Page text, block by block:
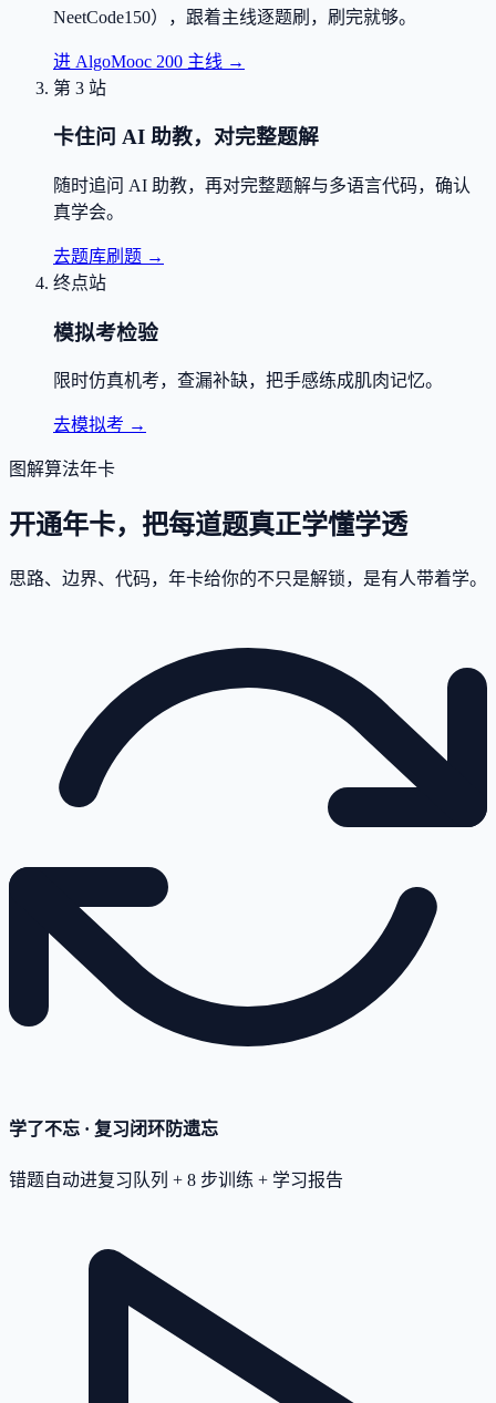
NeetCode150），跟着主线逐题刷，刷完就够。
进 AlgoMooc 200 主线 →
第 3 站
卡住问 AI 助教，对完整题解
随时追问 AI 助教，再对完整题解与多语言代码，确认
真学会。
去题库刷题 →
终点站
模拟考检验
限时仿真机考，查漏补缺，把手感练成肌肉记忆。
去模拟考 →
图解算法年卡
开通年卡，把每道题真正学懂学透
思路、边界、代码，年卡给你的不只是解锁，是有人带着学。
学了不忘 · 复习闭环防遗忘
错题自动进复习队列 + 8 步训练 + 学习报告